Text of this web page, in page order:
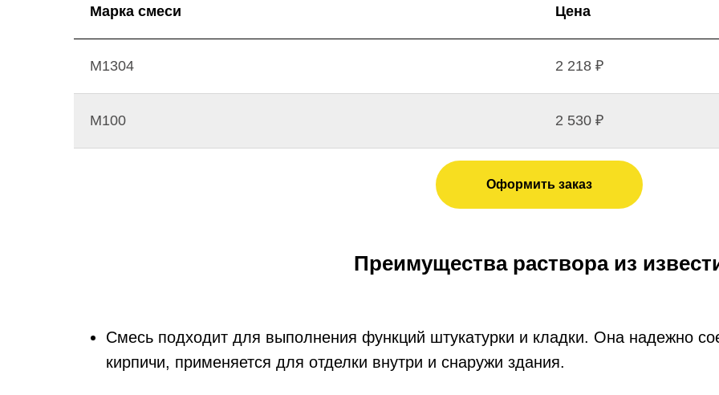
Марка смеси Цена
М1304 2 218 ₽
М100 2 530 ₽
Оформить заказ
Преимущества раствора из
Смесь подходит для выполнения функций штукатурки и кладки. Она надежно
кирпичи, применяется для отделки внутри и снаружи здания.